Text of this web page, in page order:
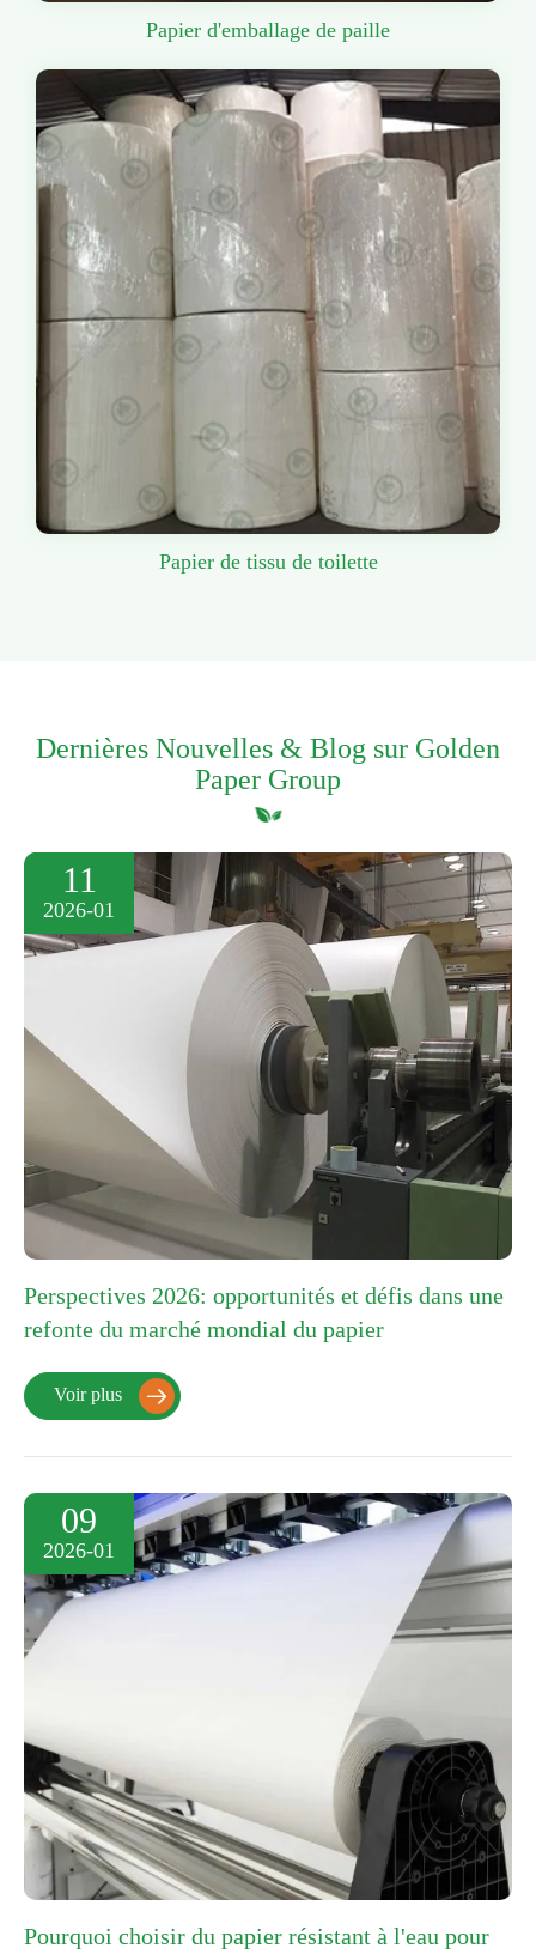
Papier d'emballage de paille
Papier de tissu de toilette
Dernières Nouvelles & Blog sur Golden
Paper Group
11
2026-01
Perspectives 2026: opportunités et défis dans une
refonte du marché mondial du papier
Voir plus 
09
2026-01
Pourquoi choisir du papier résistant à l'eau pour